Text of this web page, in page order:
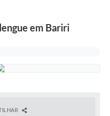
em Bariri